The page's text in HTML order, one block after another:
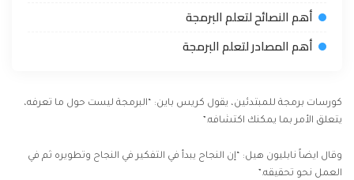
أهم النصائح لتعلم البرمجة
أهم المصادر لتعلم البرمجة
كورسات برمجة للمبتدئين، يقول كريس باين: “البرمجة ليست حول ما تعرفه،
يتعلق الأمر بما يمكنك اكتشافه.”
وقال ايضاً نابليون هيل: “إن النجاح يبدأ في التفكير في النجاح وتطويره ثم في
العمل نحو تحقيقه.”